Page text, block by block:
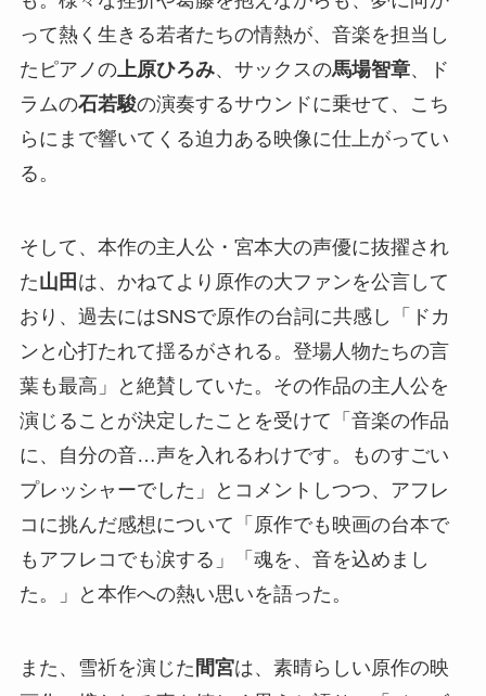
って熱く生きる若者たちの情熱が、音楽を担当し
たピアノの上原ひろみ、サックスの馬場智章、ド
ラムの石若駿の演奏するサウンドに乗せて、こち
らにまで響いてくる迫力ある映像に仕上がってい
る。
そして、本作の主人公・宮本大の声優に抜擢され
た山田 は、かねてより原作の大ファンを公言して
おり、過去にはSNSで原作の台詞に共感し「ドカ
ンと心打たれて揺るがされる。登場人物たちの言
葉も最高」と絶賛していた。その作品の主人公を
演じることが決定したことを受けて「音楽の作品
に、自分の音…声を入れるわけです。ものすごい
プレッシャーでした」とコメントしつつ、アフレ
コに挑んだ感想について「原作でも映画の台本で
もアフレコでも涙する」「魂を、音を込めまし
た。」と本作への熱い思いを語った。
また、雪祈を演じた 間宮は、素晴らしい原作の映